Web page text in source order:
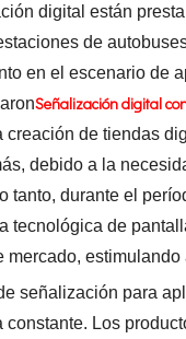
digital están
de
en el escenario de
Señalización digital
de tiendas
debido a la
tanto, durante el
tecnológica de
señalización para
Los